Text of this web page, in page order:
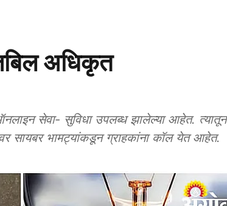
अधिकृत
सेवा- सुविधा उपलब्ध झालेल्या आहेत. त्यातून
सायबर भामट्यांकडून ग्राहकांना कॉल येत आहेत.